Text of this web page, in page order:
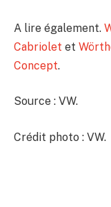
A lire également.
Cabriolet et
Concept.
Source : VW.
Crédit photo : VW.